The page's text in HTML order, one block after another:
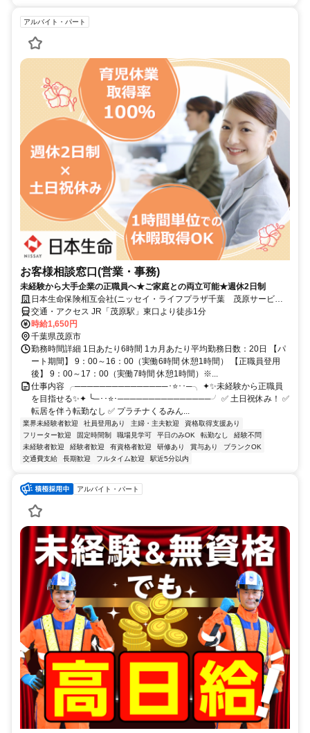
アルバイト・パート
お客様相談窓口(営業・事務)
未経験から大手企業の正職員へ★ご家庭との両立可能★週休2日制
日本生命保険相互会社(ニッセイ・ライフプラザ千葉 茂原サービス
オフィス)
交通・アクセス JR「茂原駅」東口より徒歩1分
時給1,650円
千葉県茂原市
勤務時間詳細 1日あたり6時間 1カ月あたり平均勤務日数：20日 【パ
ート期間】 9：00～16：00（実働6時間 休憩1時間） 【正職員登用
後】 9：00～17：00（実働7時間 休憩1時間）※...
仕事内容 ╭───────────────･⭐･･─╮ ✦✨未経験から正職員
を目指せる✨✦ ╰─･･⭐･───────────────╯ ✅ 土日祝休み！ ✅
転居を伴う転勤なし ✅ プラチナくるみん...
業界未経験者歓迎 社員登用あり 主婦・主夫歓迎
資格取得支援あり
フリーター歓迎
固定時間制 職場見学可 平日のみOK 転勤なし
経験不問
未経験者歓迎
経験者歓迎 有資格者歓迎 研修あり 賞与あり
ブランクOK
交通費支給
長期歓迎 フルタイム歓迎 駅近5分以内
アルバイト・パート